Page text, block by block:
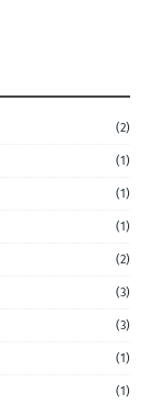
(2)
(1)
(1)
(1)
(2)
(3)
(3)
(1)
(1)